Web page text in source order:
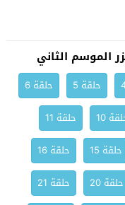
الموسم الثاني
حلقة 5
حلقة 6
10
حلقة 11
حلقة 15
حلقة 16
حلقة 20
حلقة 21